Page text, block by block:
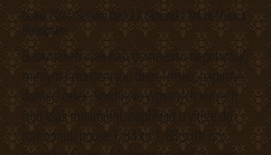
Ledna 2024, Setkání České A Slovenské Sekce Musica
Rudolphina
Bookmakeři však naši domněnku nepotvrzují,
mírným favoritem jou dnes Finsko, papírově
domácí celek. Rozdíly ve vypsaných kurzech
jsou však minimální, například u vítěze do
rozhodnutí pouze 1, 84 ku 1, 88 sixth is v